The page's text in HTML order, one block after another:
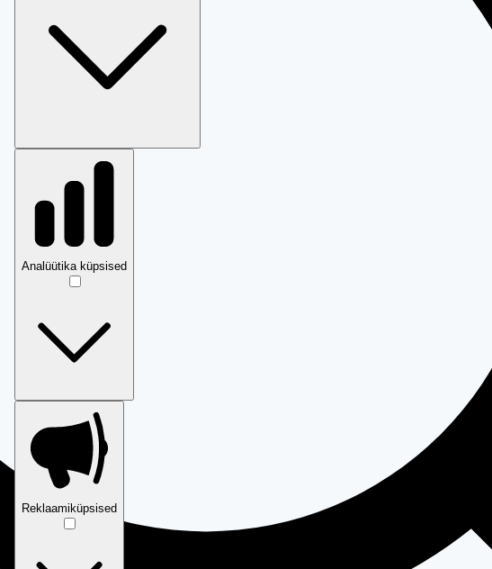
Analüütika küpsised
Reklaamiküpsised